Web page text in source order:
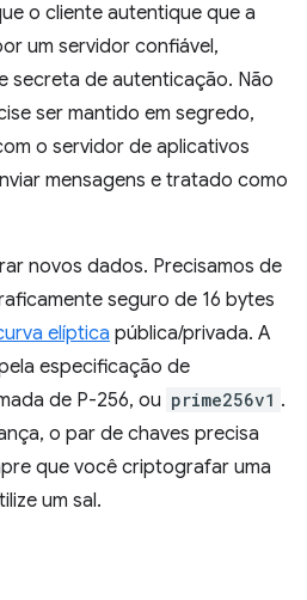
o cliente autentique que a
um servidor confiável,
secreta de autenticação. Não
ser mantido em segredo,
o servidor de aplicativos
mensagens e tratado como
novos dados. Precisamos de
seguro de 16 bytes
elíptica pública/privada. A
especificação de
de P-256, ou prime256v1 .
o par de chaves precisa
que você criptografar uma
um sal.